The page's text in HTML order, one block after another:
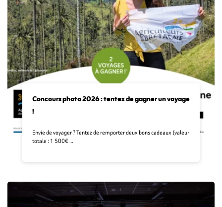
Concours photo 2026 : tentez de gagner un voyage
!
Envie de voyager ? Tentez de remporter deux bons cadeaux (valeur
totale : 1 500€ …